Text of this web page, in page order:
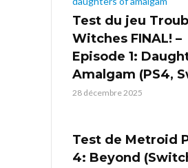
Test du jeu
Witches FINAL! –
Episode 1:
Amalgam (PS4,
28 décembre 2025
Test de Metroid
4: Beyond